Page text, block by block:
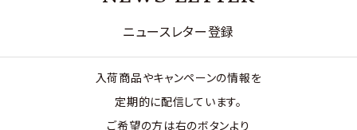
ニュースレター登録
入荷商品やキャンペーンの情報を
定期的に配信しています。
ご希望の方は右のボタンより